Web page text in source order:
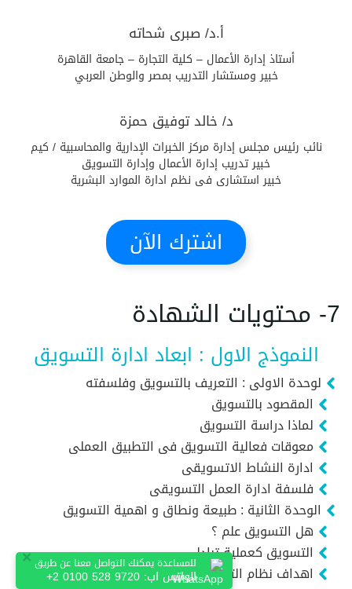
أ.د/ صبرى شحاته
أستاذ إدارة الأعمال – كلية التجارة – جامعة القاهرة
خبير ومستشار التدريب بمصر والوطن العربي
د/ خالد توفيق حمزة
نائب رئيس مجلس إدارة مركز الخبرات الإدارية والمحاسبية / كيم
خبير تدريب إدارة الأعمال وإدارة التسويق
خبير استشارى فى نظم ادارة الموارد البشرية
اشترك الآن
7- محتويات الشهادة
النموذج الاول : ابعاد ادارة التسويق
لوحدة الاولى : التعريف بالتسويق وفلسفته
المقصود بالتسويق
لماذا دراسة التسويق
معوقات فعالية التسويق فى التطبيق العملى
ادارة النشاط الاتسويقى
فلسفة ادارة العمل التسويقى
الوحدة الثانية : طبيعة ونطاق و اهمية التسويق
هل التسويق علم ؟
التسويق كعملية تبادل
اهداف نظام التسويق
×للمساعدة يمكنك التواصل معنا عن طريق
الواتس اب: +2 0100 528 9720